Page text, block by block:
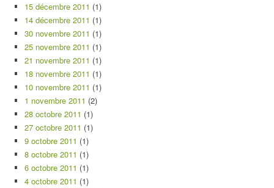
15 décembre 2011 (1)
14 décembre 2011 (1)
30 novembre 2011 (1)
25 novembre 2011 (1)
21 novembre 2011 (1)
18 novembre 2011 (1)
10 novembre 2011 (1)
1 novembre 2011 (2)
28 octobre 2011 (1)
27 octobre 2011 (1)
9 octobre 2011 (1)
8 octobre 2011 (1)
6 octobre 2011 (1)
4 octobre 2011 (1)